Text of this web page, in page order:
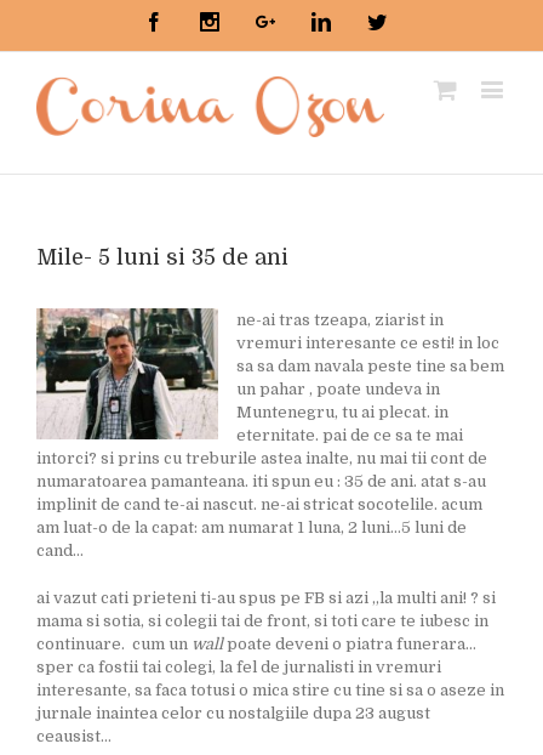
FacebookInstagramGoogle+LinkedinTwitter
Mile- 5 luni si 35 de ani
ne-ai tras tzeapa, ziarist in
vremuri interesante ce esti! in loc
sa sa dam navala peste tine sa bem
un pahar , poate undeva in
Muntenegru, tu ai plecat. in
eternitate. pai de ce sa te mai
intorci? si prins cu treburile astea inalte, nu mai tii cont de
numaratoarea pamanteana. iti spun eu : 35 de ani. atat s-au
implinit de cand te-ai nascut. ne-ai stricat socotelile. acum
am luat-o de la capat: am numarat 1 luna, 2 luni…5 luni de
cand…
ai vazut cati prieteni ti-au spus pe FB si azi „la multi ani! ? si
mama si sotia, si colegii tai de front, si toti care te iubesc in
continuare. cum un wallpoate deveni o piatra funerara…
sper ca fostii tai colegi, la fel de jurnalisti in vremuri
interesante, sa faca totusi o mica stire cu tine si sa o aseze in
jurnale inaintea celor cu nostalgiile dupa 23 august
ceausist…